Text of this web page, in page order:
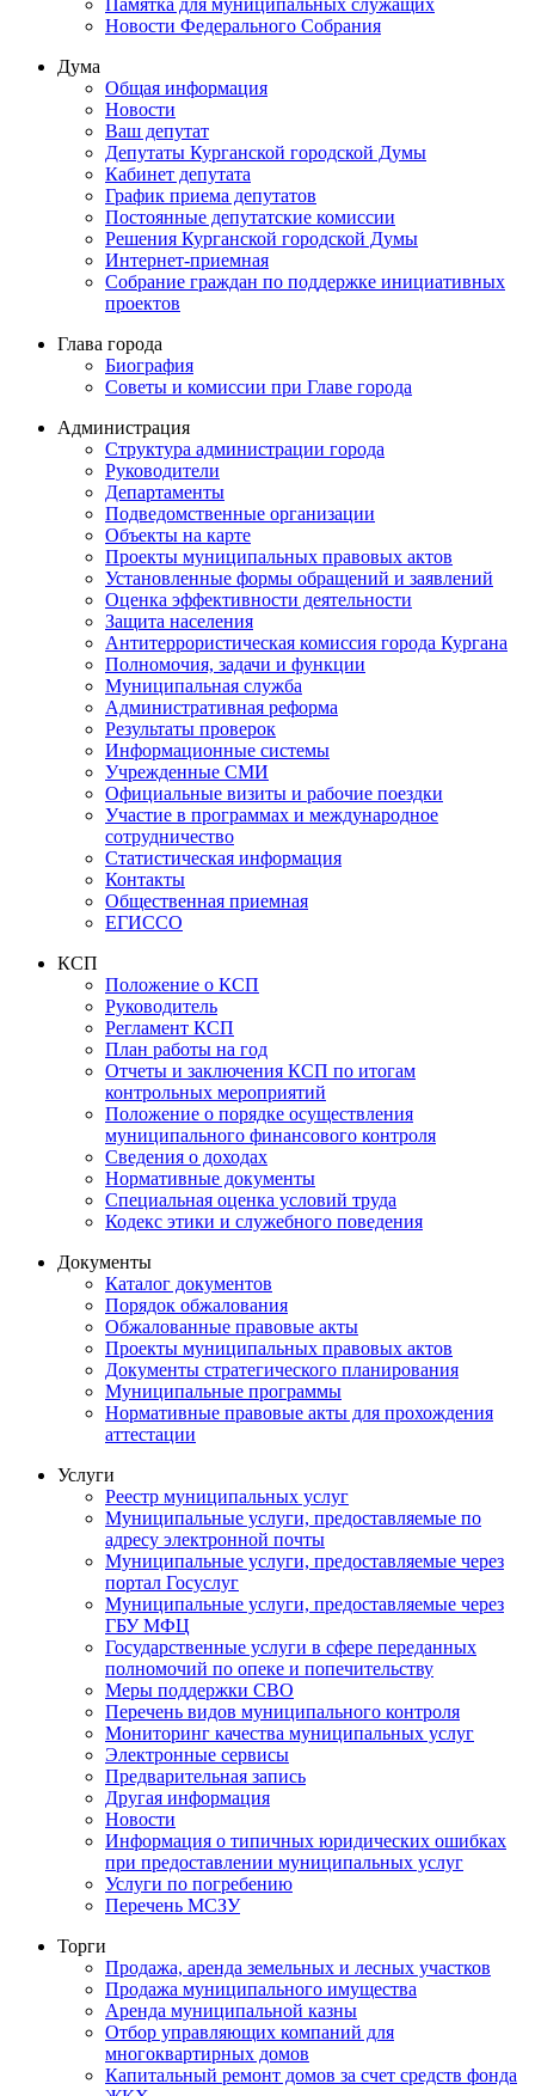
Новости Федерального Cобрания
Дума
Общая информация
Новости
Ваш депутат
Депутаты Курганской городской Думы
Кабинет депутата
График приема депутатов
Постоянные депутатские комиссии
Решения Курганской городской Думы
Интернет-приемная
Собрание граждан по поддержке инициативных
проектов
Глава города
Биография
Советы и комиссии при Главе города
Администрация
Структура администрации города
Руководители
Департаменты
Подведомственные организации
Объекты на карте
Проекты муниципальных правовых актов
Установленные формы обращений и заявлений
Оценка эффективности деятельности
Защита населения
Антитеррористическая комиссия города Кургана
Полномочия, задачи и функции
Муниципальная служба
Административная реформа
Результаты проверок
Информационные системы
Учрежденные СМИ
Официальные визиты и рабочие поездки
Участие в программах и международное
сотрудничество
Статистическая информация
Контакты
Общественная приемная
ЕГИССО
КСП
Положение о КСП
Руководитель
Регламент КСП
План работы на год
Отчеты и заключения КСП по итогам
контрольных мероприятий
Положение о порядке осуществления
муниципального финансового контроля
Сведения о доходах
Нормативные документы
Специальная оценка условий труда
Кодекс этики и служебного поведения
Документы
Каталог документов
Порядок обжалования
Обжалованные правовые акты
Проекты муниципальных правовых актов
Документы стратегического планирования
Муниципальные программы
Нормативные правовые акты для прохождения
аттестации
Услуги
Реестр муниципальных услуг
Муниципальные услуги, предоставляемые по
адресу электронной почты
Муниципальные услуги, предоставляемые через
портал Госуслуг
Муниципальные услуги, предоставляемые через
ГБУ МФЦ
Государственные услуги в сфере переданных
полномочий по опеке и попечительству
Меры поддержки СВО
Перечень видов муниципального контроля
Мониторинг качества муниципальных услуг
Электронные сервисы
Предварительная запись
Другая информация
Новости
Информация о типичных юридических ошибках
при предоставлении муниципальных услуг
Услуги по погребению
Перечень МСЗУ
Торги
Продажа, аренда земельных и лесных участков
Продажа муниципального имущества
Аренда муниципальной казны
Отбор управляющих компаний для
многоквартирных домов
Капитальный ремонт домов за счет средств фонда